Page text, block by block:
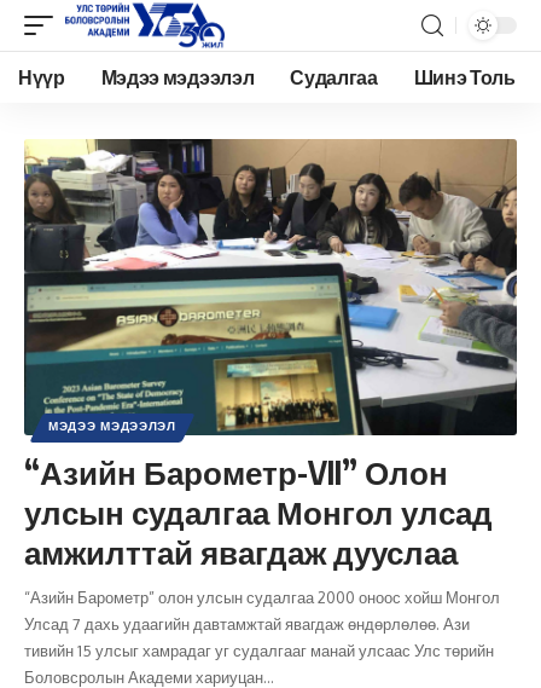
Нүүр Мэдээ мэдээлэл Судалгаа Шинэ Толь
МЭДЭЭ МЭДЭЭЛЭЛ
“Азийн Барометр-VII” Олон
улсын судалгаа Монгол улсад
амжилттай явагдаж дууслаа
“Азийн Барометр” олон улсын судалгаа 2000 оноос хойш Монгол
Улсад 7 дахь удаагийн давтамжтай явагдаж өндөрлөлөө. Ази
тивийн 15 улсыг хамрадаг уг судалгааг манай улсаас Улс төрийн
Боловсролын Академи хариуцан…